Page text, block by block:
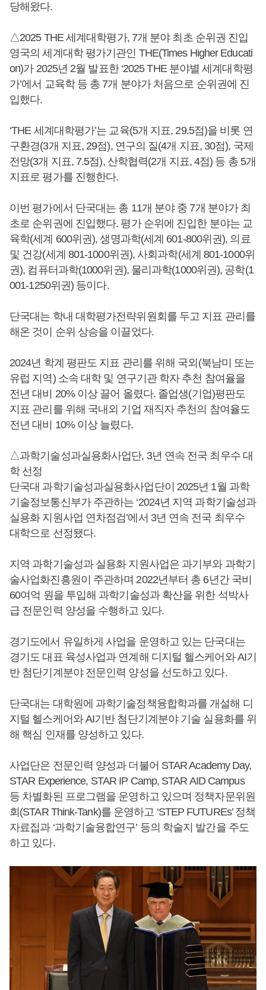
당해왔다.
△2025 THE 세계대학평가, 7개 분야 최초 순위권 진입
영국의 세계대학 평가기관인 THE(Times Higher Educati
on)가 2025년 2월 발표한 ‘2025 THE 분야별 세계대학평
가’에서 교육학 등 총 7개 분야가 처음으로 순위권에 진
입했다.
‘THE 세계대학평가’는 교육(5개 지표, 29.5점)을 비롯 연
구환경(3개 지표, 29점), 연구의 질(4개 지표, 30점), 국제
전망(3개 지표, 7.5점), 산학협력(2개 지표, 4점) 등 총 5개
지표로 평가를 진행한다.
이번 평가에서 단국대는 총 11개 분야 중 7개 분야가 최
초로 순위권에 진입했다. 평가 순위에 진입한 분야는 교
육학(세계 600위권), 생명과학(세계 601-800위권), 의료
및 건강(세계 801-1000위권), 사회과학(세계 801-1000위
권), 컴퓨터과학(1000위권), 물리과학(1000위권), 공학(1
001-1250위권) 등이다.
단국대는 학내 대학평가전략위원회를 두고 지표 관리를
해온 것이 순위 상승을 이끌었다.
2024년 학계 평판도 지표 관리를 위해 국외(북남미 또는
유럽 지역) 소속 대학 및 연구기관 학자 추천 참여율을
전년 대비 20% 이상 끌어 올렸다. 졸업생(기업)평판도
지표 관리를 위해 국내외 기업 재직자 추천의 참여율도
전년 대비 10% 이상 늘렸다.
△과학기술성과실용화사업단, 3년 연속 전국 최우수 대
학 선정
단국대 과학기술성과실용화사업단이 2025년 1월 과학
기술정보통신부가 주관하는 ‘2024년 지역 과학기술성과
실용화 지원사업 연차점검’에서 3년 연속 전국 최우수
대학으로 선정됐다.
지역 과학기술성과 실용화 지원사업은 과기부와 과학기
술사업화진흥원이 주관하며 2022년부터 총 6년간 국비
60여억 원을 투입해 과학기술성과 확산을 위한 석박사
급 전문인력 양성을 수행하고 있다.
경기도에서 유일하게 사업을 운영하고 있는 단국대는
경기도 대표 육성사업과 연계해 디지털 헬스케어와 AI기
반 첨단기계분야 전문인력 양성을 선도하고 있다.
단국대는 대학원에 과학기술정책융합학과를 개설해 디
지털 헬스케어와 AI기반 첨단기계분야 기술 실용화를 위
해 핵심 인재를 양성하고 있다.
사업단은 전문인력 양성과 더불어 STAR Academy Day,
STAR Experience, STAR IP Camp, STAR AID Campus
등 차별화된 프로그램을 운영하고 있으며 정책자문위원
회(STAR Think-Tank)를 운영하고 ‘STEP FUTUREs’ 정책
자료집과 ‘과학기술융합연구’ 등의 학술지 발간을 주도
하고 있다.